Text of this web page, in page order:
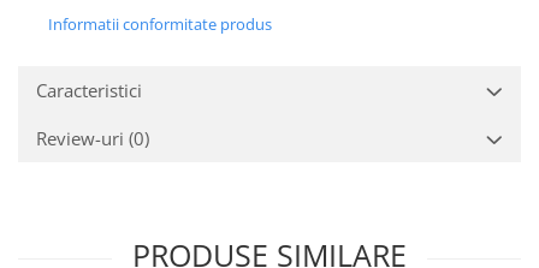
Informatii conformitate produs
Caracteristici
Review-uri (0)
PRODUSE SIMILARE